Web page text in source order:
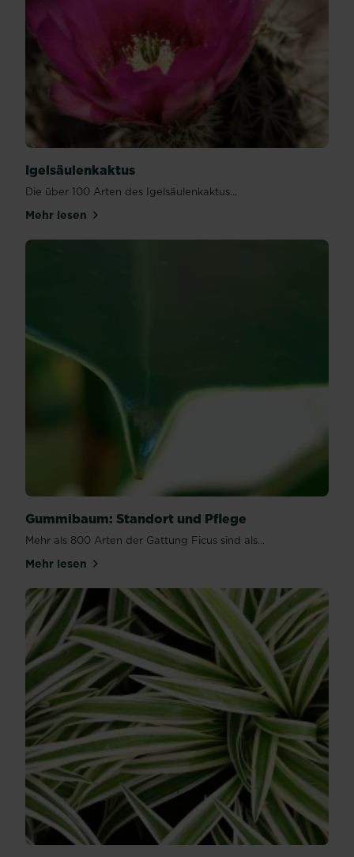
Igelsäulenkaktus
Die über 100 Arten des Igelsäulenkaktus...
Mehr lesenüber Igelsäulenkaktus
Gummibaum: Standort und Pflege
Mehr als 800 Arten der Gattung Ficus sind als...
Mehr lesenüber Gummibaum: Standort und Pflege